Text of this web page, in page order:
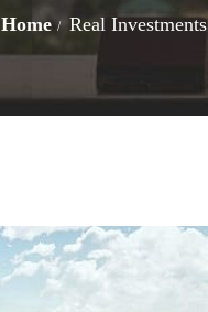
Home Real Investments